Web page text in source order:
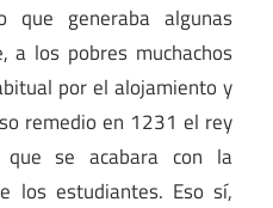
que generaba algunas
a los pobres muchachos
por el alojamiento y
remedio en 1231 el rey
que se acabara con la
los estudiantes. Eso sí,